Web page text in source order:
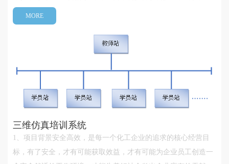
CPU采用高性能、低功耗、小体积的工业级嵌入式微处理器，内
嵌2GB DDR3 SDRAM和16GB固态存储器，非常适合于协议转换
或现场通讯管理等应用，可衔接···
MORE
三维仿真培训系统
1、项目背景安全高效，是每一个化工企业的追求的核心经营目
标，有了安全，才有可能获取效益，才有可能为企业员工创造一